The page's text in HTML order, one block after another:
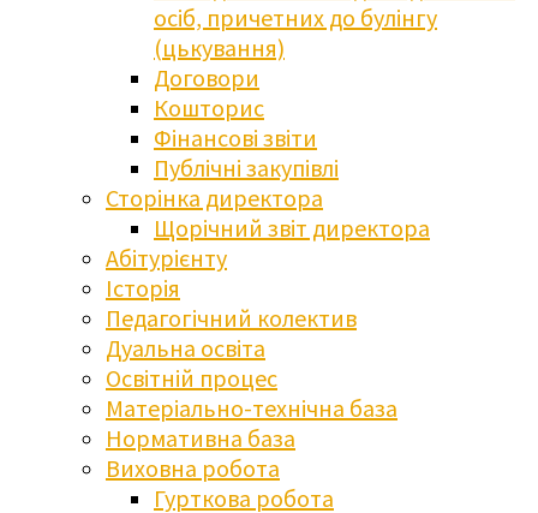
осіб, причетних до булінгу
(цькування)
Договори
Кошторис
Фінансові звіти
Публічні закупівлі
Сторінка директора
Щорічний звіт директора
Абітурієнту
Історія
Педагогічний колектив
Дуальна освіта
Освітній процес
Матеріально-технічна база
Нормативна база
Виховна робота
Гурткова робота